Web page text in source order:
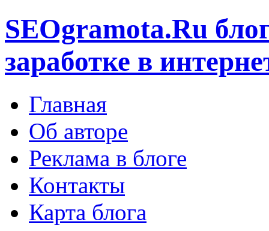
SEOgramota.Ru
заработке в
Главная
Об авторе
Реклама в блоге
Контакты
Карта блога